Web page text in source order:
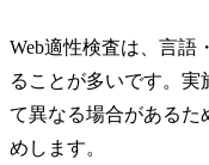
Web適性検査は、言語
ることが多いです。実
て異なる場合があるた
めします。